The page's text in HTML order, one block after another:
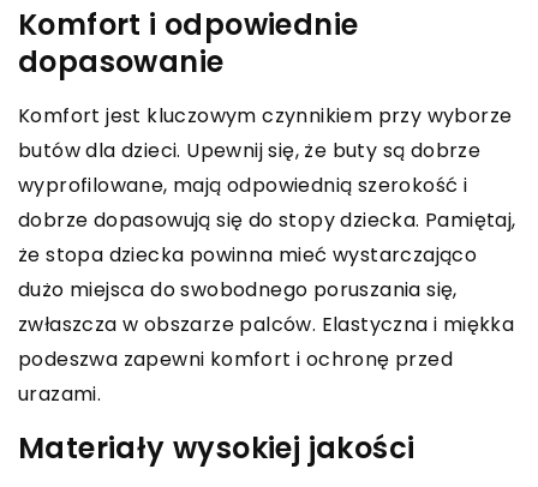
Komfort i odpowiednie
dopasowanie
Komfort jest kluczowym czynnikiem przy wyborze
butów dla dzieci. Upewnij się, że buty są dobrze
wyprofilowane, mają odpowiednią szerokość i
dobrze dopasowują się do stopy dziecka. Pamiętaj,
że stopa dziecka powinna mieć wystarczająco
dużo miejsca do swobodnego poruszania się,
zwłaszcza w obszarze palców. Elastyczna i miękka
podeszwa zapewni komfort i ochronę przed
urazami.
Materiały wysokiej jakości